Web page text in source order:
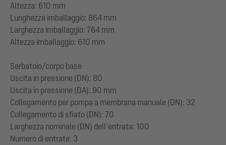
Altezza: 610 mm
Lunghezza imballaggio: 864 mm
Larghezza imballaggio: 764 mm
Altezza imballaggio: 610 mm
Serbatoio/corpo base
Uscita in pressione (DN): 80
Uscita in pressione (DA): 90 mm
Collegamento per pompa a membrana manuale (DN): 32
Collegamento di sfiato (DN): 70
Larghezza nominale (DN) dell’entrata: 100
Numero di entrate: 3